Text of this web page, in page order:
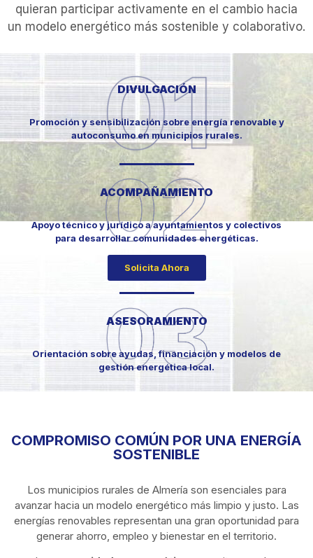
quieran participar activamente en el cambio hacia
un modelo energético más sostenible y colaborativo.
DIVULGACIÓN
Promoción y sensibilización sobre energía renovable y
autoconsumo en municipios rurales.
ACOMPAÑAMIENTO
Apoyo técnico y jurídico a ayuntamientos y colectivos
para desarrollar comunidades energéticas.
Solicita Ahora
ASESORAMIENTO
Orientación sobre ayudas, financiación y modelos de
gestión energética local.
COMPROMISO COMÚN POR UNA ENERGÍA
SOSTENIBLE
Los municipios rurales de Almería son esenciales para
avanzar hacia un modelo energético más limpio y justo. Las
energías renovables representan una gran oportunidad para
generar ahorro, empleo y bienestar en el territorio.